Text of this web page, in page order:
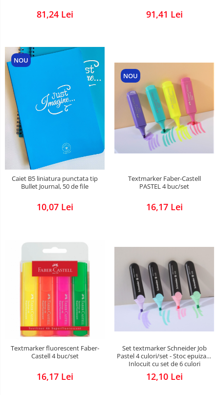
81,24 Lei 91,41 Lei
NOU
Caiet B5 liniatura punctata tip
Bullet Journal, 50 de file
10,07 Lei
NOU
Textmarker Faber-Castell
PASTEL 4 buc/set
16,17 Lei
Textmarker fluorescent Faber-
Castell 4 buc/set
16,17 Lei
Set textmarker Schneider Job
Pastel 4 culori/set - Stoc epuizat!!
Inlocuit cu set de 6 culori
12,10 Lei